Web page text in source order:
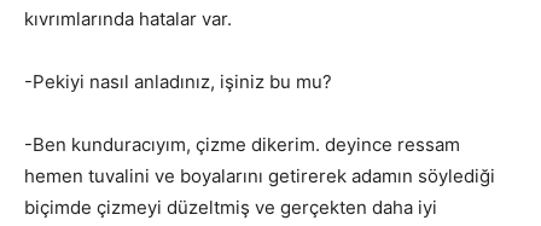
kıvrımlarında hatalar var.
-Pekiyi nasıl anladınız, işiniz bu mu?
-Ben kunduracıyım, çizme dikerim. deyince ressam
hemen tuvalini ve boyalarını getirerek adamın söylediği
biçimde çizmeyi düzeltmiş ve gerçekten daha iyi